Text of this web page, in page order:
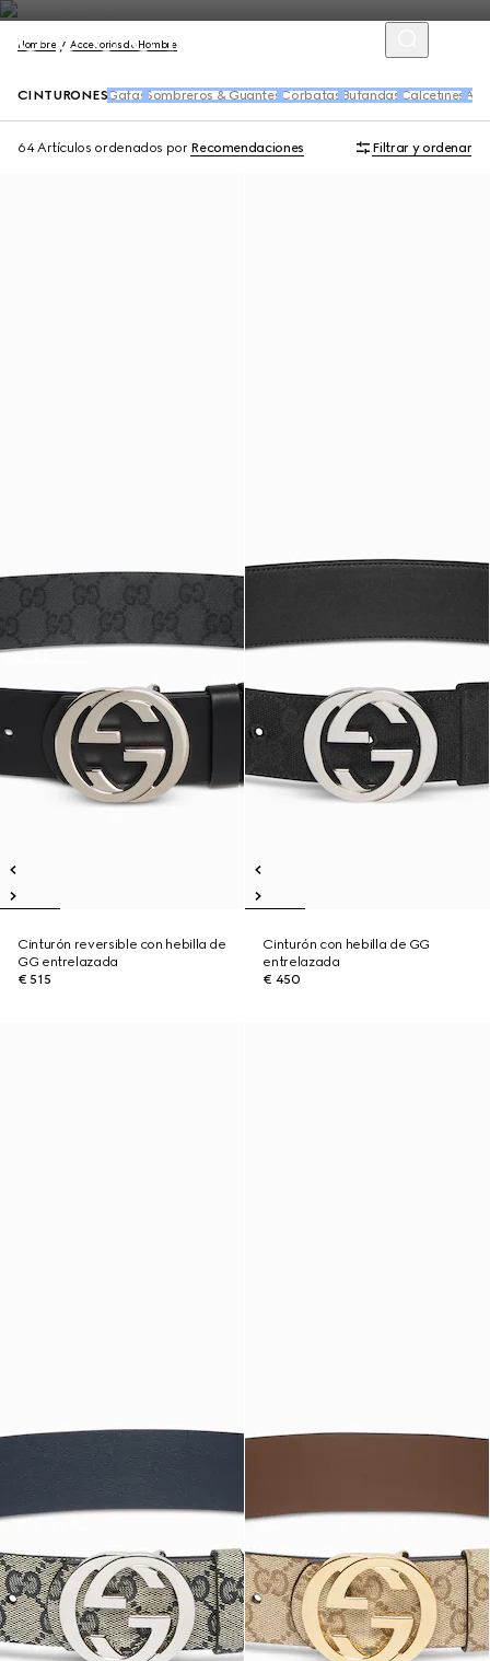
Hombre Accesorios de Hombre
CINTURONES Gafas Sombreros & Guantes Corbatas Bufandas Calcetines
64 Artículos ordenados por Recomendaciones Filtrar y ordenar
Cinturón reversible con hebilla de
GG entrelazada
€ 515
Cinturón con hebilla de GG
entrelazada
€ 450